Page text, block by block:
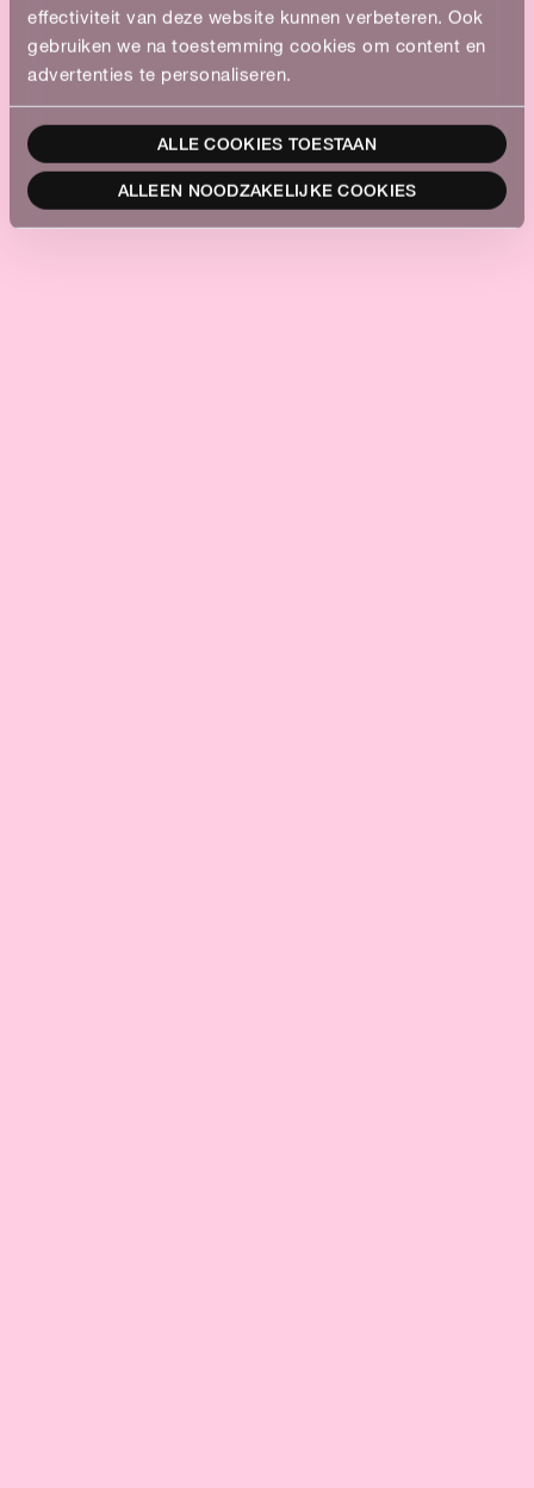
effectiviteit van deze website kunnen verbeteren. Ook
gebruiken we na toestemming cookies om content en
advertenties te personaliseren.
ALLE COOKIES TOESTAAN
ALLEEN NOODZAKELIJKE COOKIES